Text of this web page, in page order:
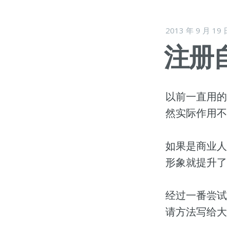
2013 年 9 月 19
注册
以前一直用
然实际作用
如果是商业
形象就提升
经过一番尝
请方法写给